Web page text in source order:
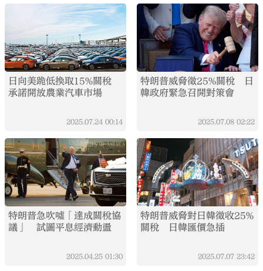
日向美跪低換取15%關稅
承諾開放農業汽車市場
2025.07.24 00:14
特朗普威脅徵25%關稅 日
韓政府緊急召開對策會
2025.07.08 02:22
特朗普急吹噓「達成關稅協
議」 試圖平息經濟動盪
2025.04.25 01:30
特朗普威脅對日韓徵收25%
關稅 日韓匯價急插
2025.07.07 23:42